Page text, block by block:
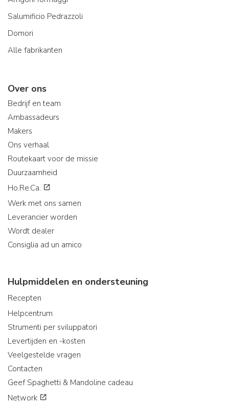
Salumificio Pedrazzoli
Domori
Alle fabrikanten
Over ons
Bedrijf en team
Ambassadeurs
Makers
Ons verhaal
Routekaart voor de missie
Duurzaamheid
Ho.Re.Ca.
Werk met ons samen
Leverancier worden
Wordt dealer
Consiglia ad un amico
Hulpmiddelen en ondersteuning
Recepten
Helpcentrum
Strumenti per sviluppatori
Levertijden en -kosten
Veelgestelde vragen
Contacten
Geef Spaghetti & Mandoline cadeau
Network